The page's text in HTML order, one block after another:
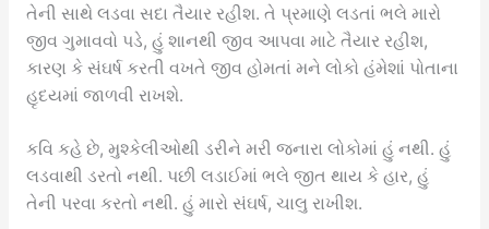
તેની સાથે લડવા સદા તૈયાર રહીશ. તે પ્રમાણે લડતાં ભલે મારો
જીવ ગુમાવવો પડે, હું શાનથી જીવ આપવા માટે તૈયાર રહીશ,
કારણ કે સંઘર્ષ કરતી વખતે જીવ હોમતાં મને લોકો હંમેશાં પોતાના
હૃદયમાં જાળવી રાખશે.
કવિ કહે છે, મુશ્કેલીઓથી ડરીને મરી જનારા લોકોમાં હું નથી. હું
લડવાથી ડરતો નથી. પછી લડાઈમાં ભલે જીત થાય કે હાર, હું
તેની પરવા કરતો નથી. હું મારો સંઘર્ષ, ચાલુ રાખીશ.